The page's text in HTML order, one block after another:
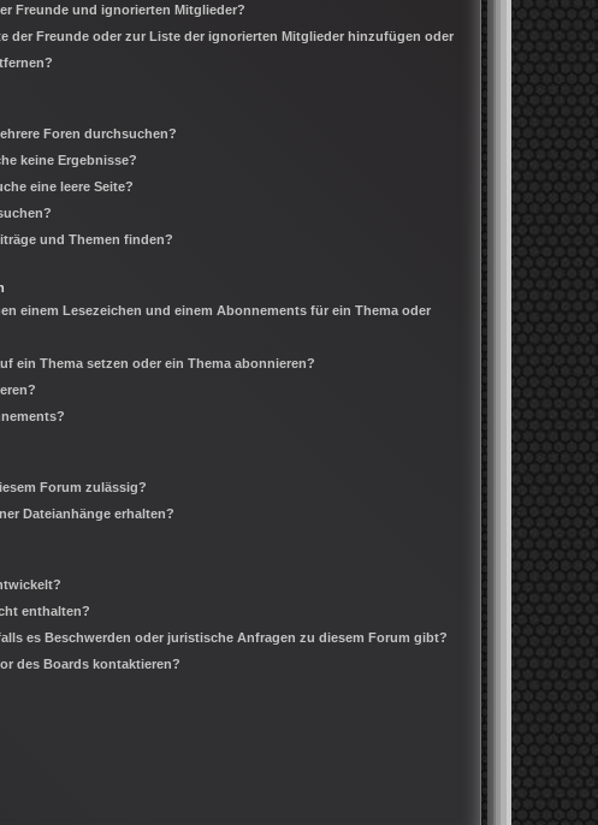
Freunde und ignorierten Mitglieder?
der Freunde oder zur Liste der ignorierten Mitglieder hinzufügen oder
Foren durchsuchen?
keine Ergebnisse?
eine leere Seite?
und Themen finden?
einem Lesezeichen und einem Abonnements für ein Thema oder
ein Thema setzen oder ein Thema abonnieren?
Forum zulässig?
Dateianhänge erhalten?
enthalten?
es Beschwerden oder juristische Anfragen zu diesem Forum gibt?
des Boards kontaktieren?